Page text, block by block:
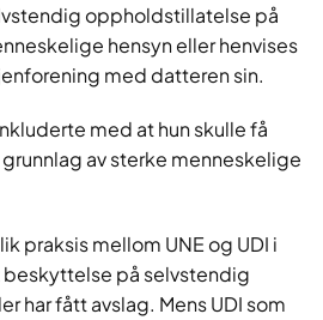
oppholdstillatelse på
hensyn eller henvises
med datteren sin.
med at hun skulle få
av sterke menneskelige
praksis mellom UNE og UDI i
beskyttelse på selvstendig
har fått avslag. Mens UDI som